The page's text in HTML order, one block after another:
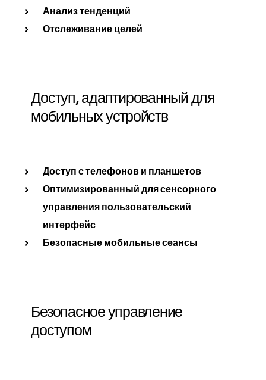
Анализ тенденций
Отслеживание целей
Доступ, адаптированный для
мобильных устройств
Доступ с телефонов и планшетов
Оптимизированный для сенсорного
управления пользовательский
интерфейс
Безопасные мобильные сеансы
Безопасное управление
доступом